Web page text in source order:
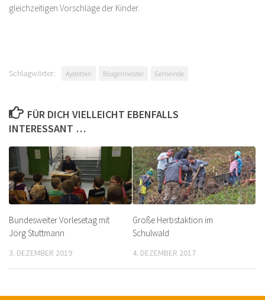
gleichzeitigen Vorschläge der Kinder.
Schlagwörter: Aystetten Bürgermeister Gemeinde
FÜR DICH VIELLEICHT EBENFALLS
INTERESSANT …
Bundesweiter Vorlesetag mit
Jörg Stuttmann
3. DEZEMBER 2019
Große Herbstaktion im
Schulwald
4. DEZEMBER 2017